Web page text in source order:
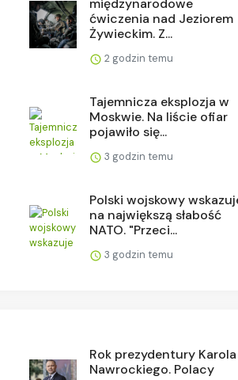
międzynarodowe
ćwiczenia nad Jeziorem
Żywieckim. Z...
2 godzin temu
Tajemnicza eksplozja w
Moskwie. Na liście ofiar
pojawiło się...
3 godzin temu
Polski wojskowy
na największą słabość
NATO. "Przeci...
3 godzin temu
Rok prezydentury Karola
Nawrockiego. Polacy